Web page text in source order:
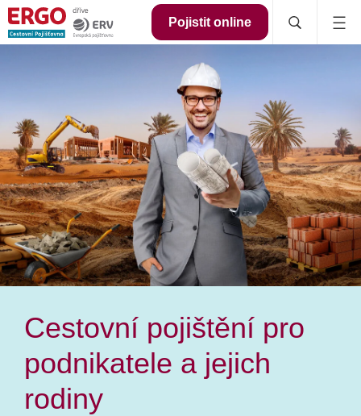
Pojistit online
Cestovní pojištění pro
podnikatele a jejich
rodiny